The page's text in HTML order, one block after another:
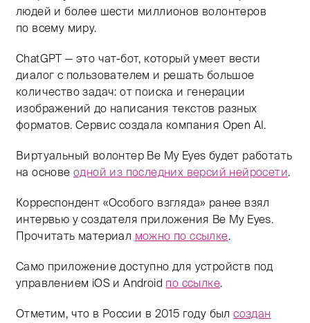
людей и более шести миллионов волонтеров
по всему миру.
ChatGPT — это чат-бот, который умеет вести
диалог с пользователем и решать большое
количество задач: от поиска и генерации
изображений до написания текстов разных
форматов. Сервис создала компания Open AI.
Виртуальный волонтер Be My Eyes будет работать
на основеодной из последних версий нейросети.
Корреспондент «Особого взгляда» ранее взял
интервью у создателя приложения Be My Eyes.
Прочитать материал можно по ссылке.
Само приложение доступно для устройств под
управлением iOS и Android по ссылке.
Отметим, что в России в 2015 году былсоздан